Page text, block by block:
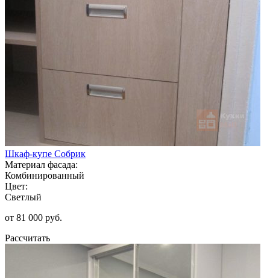
Шкаф-купе Собрик
Материал фасада:
Комбинированный
Цвет:
Светлый
от 81 000 руб.
Рассчитать